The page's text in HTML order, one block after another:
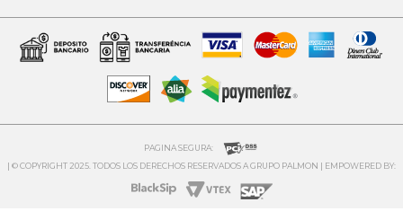
Cuenca
Riobamba
PAGINA SEGURA:
| © COPYRIGHT 2025. TODOS LOS DERECHOS RESERVADOS A GRUPO PALMON | EMPOWERED BY:
 